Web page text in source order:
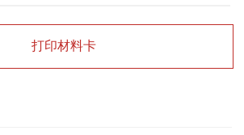
打印材料卡